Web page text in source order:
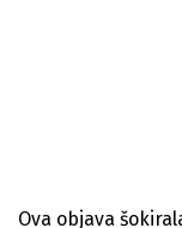
Ova objava